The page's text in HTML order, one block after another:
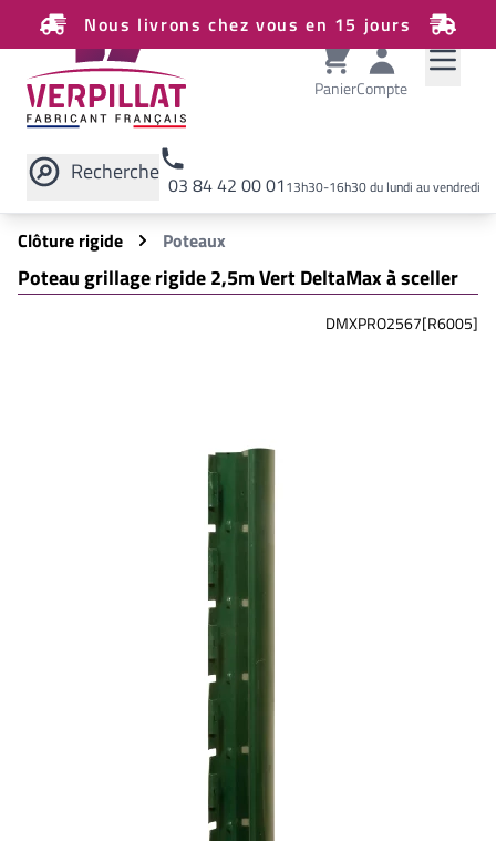
Nous livrons chez vous en 15 jours
PanierCompte
Recherche 03 84 42 00 0113h30-16h30 du lundi au vendredi
Rechercher sur le site
Clôture rigide
Poteaux
Poteau grillage rigide 2,5m Vert DeltaMax à sceller
DMXPRO2567[R6005]